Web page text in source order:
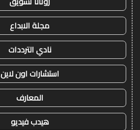
مجلة الابداع
نادي الترددات
استشارات اون لاين
المعارف
هيدب فيديو